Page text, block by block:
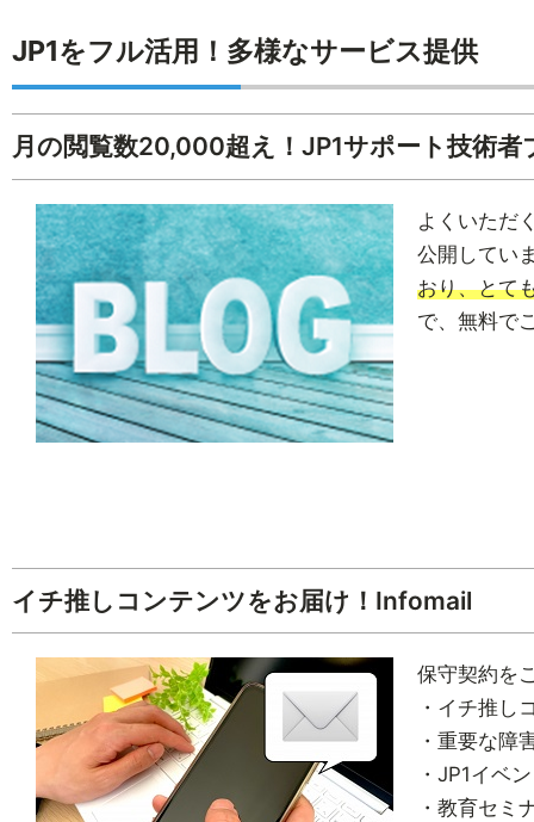
JP1をフル活用！多様なサービス提供
月の閲覧数20,000超え！JP1サポート技術者
よくいただ
公開してい
おり、とて
で、無料で
イチ推しコンテンツをお届け！Infomail
保守契約を
・イチ推し
・重要な障
・JP1イベ
・教育セミ